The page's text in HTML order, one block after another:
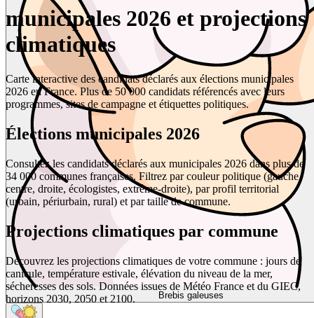
Brebis galeuses
municipales 2026 et projections
climatiques
Carte interactive des candidats déclarés aux élections municipales
2026 en France. Plus de 50 000 candidats référencés avec leurs
programmes, sites de campagne et étiquettes politiques.
Élections municipales 2026
Consultez les candidats déclarés aux municipales 2026 dans plus de
34 000 communes françaises. Filtrez par couleur politique (gauche,
centre, droite, écologistes, extrême-droite), par profil territorial
(urbain, périurbain, rural) et par taille de commune.
Projections climatiques par commune
Découvrez les projections climatiques de votre commune : jours de
canicule, température estivale, élévation du niveau de la mer,
sécheresses des sols. Données issues de Météo France et du GIEC,
horizons 2030, 2050 et 2100.